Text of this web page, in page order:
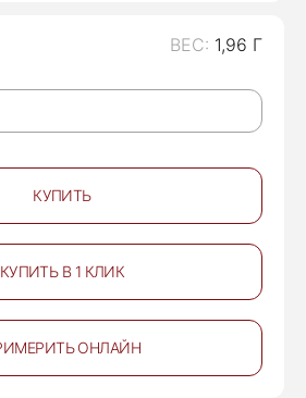
ВЕС: 1,96 Г
КУПИТЬ
КУПИТЬ В 1 КЛИК
ПРИМЕРИТЬ ОНЛАЙН